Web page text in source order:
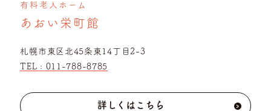
有料老人ホーム
あおい栄町館
札幌市東区北45条東14丁目2-3
TEL : 011-788-8785
詳しくはこちら ›